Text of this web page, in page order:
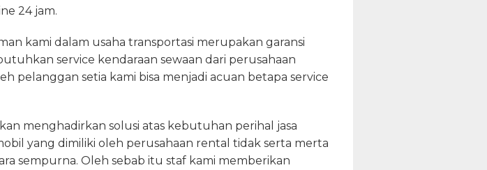
24 jam.
kami dalam usaha transportasi merupakan garansi
service kendaraan sewaan dari perusahaan
pelanggan setia kami bisa menjadi acuan betapa service
menghadirkan solusi atas kebutuhan perihal jasa
yang dimiliki oleh perusahaan rental tidak serta merta
sempurna. Oleh sebab itu staf kami memberikan